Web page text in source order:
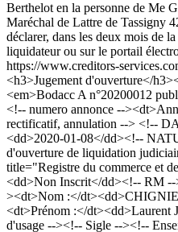
Berthelot en la personne de Me
Maréchal de Lattre de Tassigny
déclarer, dans les deux mois de
liquidateur ou sur le portail
https://www.creditors-
<h3>Jugement d'ouverture</
<em>Bodacc A n°20200012
<!-- numero annonce --
rectificatif, annulation --> <!--
<dd>2020-01-08</dd><!--
d'ouverture de liquidation
title="Registre du commerce et
<dd>Non Inscrit</dd><!-- RM
><dt>Nom :</
<dt>Prénom :</dt><dd>Laurent
d'usage --><!-- Sigle --><!--